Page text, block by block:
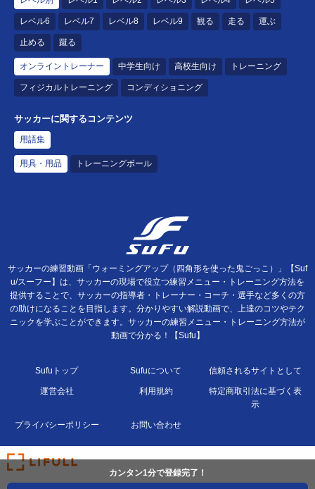
レベル6 レベル7 レベル8 レベル9 観る 走る 運ぶ
止める 蹴る
オンライントレーナー 中学生向け 高校生向け トレーニング
フィジカルトレーニング コンディショニング
サッカーに関するコンテンツ
用語集
用具・用品 トレーニングボール
カンタン1分で登録完了！
サッカーの練習動画「ウォーミングアップ（四角形を使った鬼ごっこ）」【Suf
u/スーフー】は、サッカーの現場で役立つ練習メニュー・トレーニング方法を
提供することで、サッカーの指導者・トレーナー・コーチ・選手など多くの方
の助けになることを目指します。分かりやすい解説動画で、上達のコツやテク
ニックを学ぶことができます。サッカーの練習メニュー・トレーニング方法が
動画で分かる！【Sufu】
Sufuトップ Sufuについて 信頼されるサイトとして
運営会社 利用規約
特定商取引法に基づく表
示
プライバシーポリシー お問い合わせ